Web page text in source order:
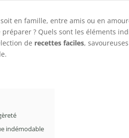
en famille, entre amis ou en
? Quels sont les éléments
de recettes faciles,
indémodable